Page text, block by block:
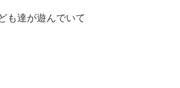
も達が遊んでいて